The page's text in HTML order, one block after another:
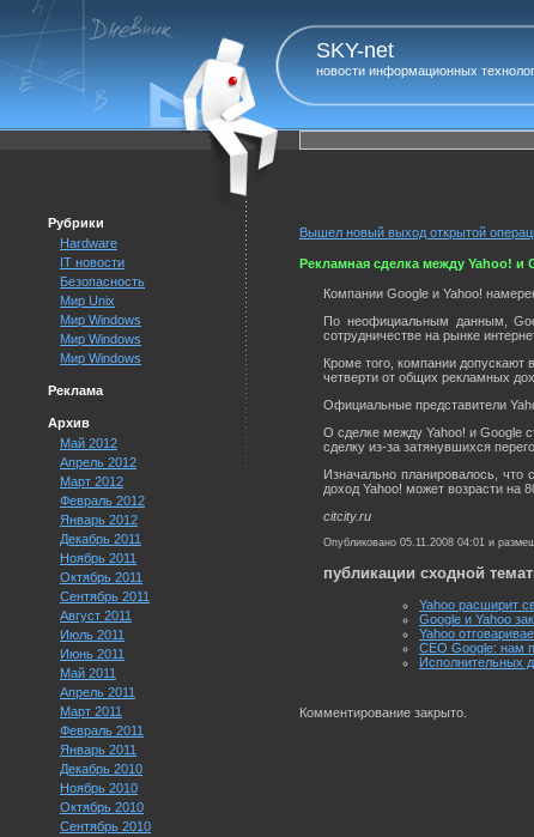
SKY-net
новости информационных
Рубрики
Hardware
IT новости
Безопасность
Мир Unix
Мир Windows
Мир Windows
Мир Windows
Реклама
Архив
Май 2012
Апрель 2012
Март 2012
Февраль 2012
Январь 2012
Декабрь 2011
Ноябрь 2011
Октябрь 2011
Сентябрь 2011
Август 2011
Июль 2011
Июнь 2011
Май 2011
Апрель 2011
Март 2011
Февраль 2011
Январь 2011
Декабрь 2010
Ноябрь 2010
Октябрь 2010
Сентябрь 2010
Вышел новый выход открытой
Рекламная сделка между Yahoo! и
Компании Google и Yahoo!
По неофициальным данным,
сотрудничестве на рынке
Кроме того, компании допускают
четверти от общих рекламных
Официальные представители
О сделке между Yahoo! и Google
сделку из-за затянувшихся
Изначально планировалось,
доход Yahoo! может возрасти на
citcity.ru
Опубликовано 05.11.2008 04:01 и
публикации сходной
Yahoo расширит
Google и Yahoo
Yahoo
СЕО Google: нам
Исполнительных
Комментирование закрыто.